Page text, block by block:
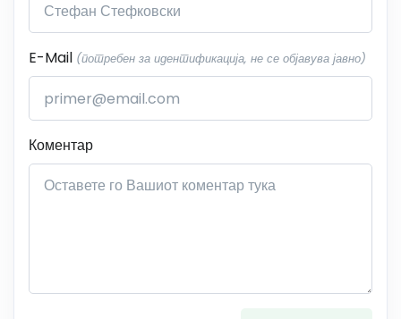
E-Mail (потребен за идентификација, не се објавува јавно)
Коментар